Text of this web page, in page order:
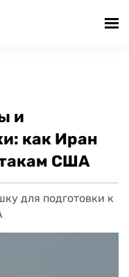
и
как Иран
США
для подготовки к